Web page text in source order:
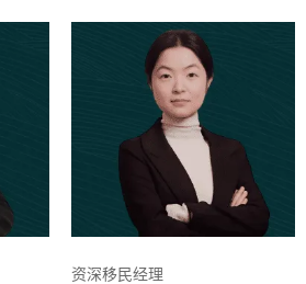
资深移民经理